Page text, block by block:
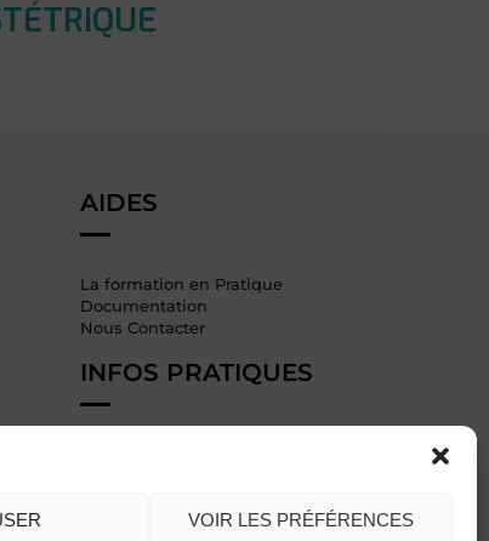
VOIR LES PRÉFÉRENCES
AIDES
La formation en Pratique
Documentation
Nous Contacter
INFOS PRATIQUES